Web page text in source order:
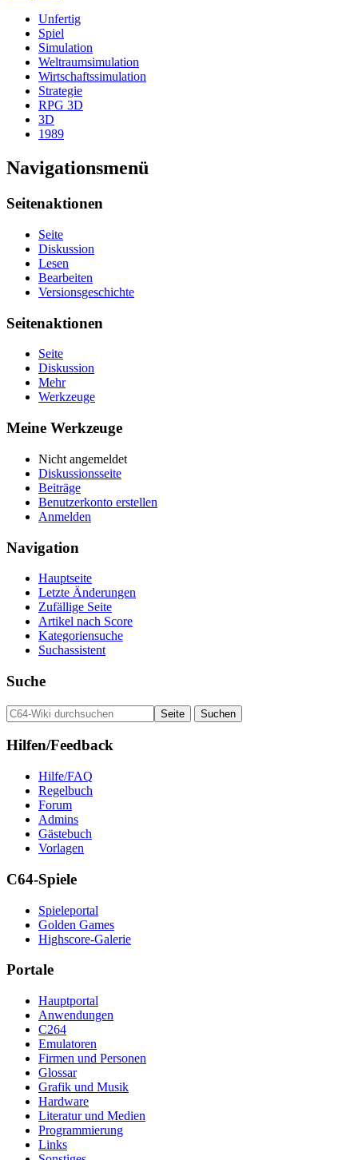
Unfertig
Spiel
Simulation
Weltraumsimulation
Wirtschaftssimulation
Strategie
RPG 3D
3D
1989
Navigationsmenü
Seitenaktionen
Seite
Diskussion
Lesen
Bearbeiten
Versionsgeschichte
Seitenaktionen
Seite
Diskussion
Mehr
Werkzeuge
Meine Werkzeuge
Nicht angemeldet
Diskussionsseite
Beiträge
Benutzerkonto erstellen
Anmelden
Navigation
Hauptseite
Letzte Änderungen
Zufällige Seite
Artikel nach Score
Kategoriensuche
Suchassistent
Suche
Hilfen/Feedback
Hilfe/FAQ
Regelbuch
Forum
Admins
Gästebuch
Vorlagen
C64-Spiele
Spieleportal
Golden Games
Highscore-Galerie
Portale
Hauptportal
Anwendungen
C264
Emulatoren
Firmen und Personen
Glossar
Grafik und Musik
Hardware
Literatur und Medien
Programmierung
Links